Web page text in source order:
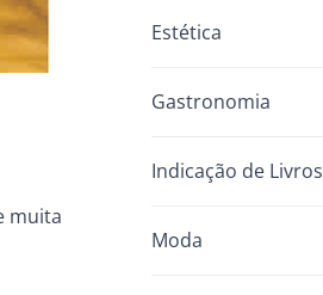
muita
Estética
Gastronomia
Indicação de Livros
Moda